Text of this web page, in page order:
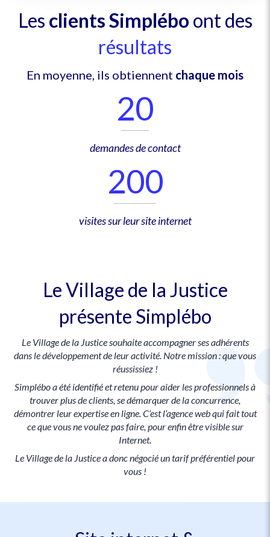
Les clients Simplébo ont des
résultats
En moyenne, ils obtiennent chaque mois
20
demandes de contact
200
visites sur leur site internet
Le Village de la Justice
présente Simplébo
Le Village de la Justice souhaite accompagner ses adhérents
dans le développement de leur activité. Notre mission : que vous
réussissiez !
Simplébo a été identifié et retenu pour aider les professionnels à
trouver plus de clients, se démarquer de la concurrence,
démontrer leur expertise en ligne. C’est l’agence web qui fait tout
ce que vous ne voulez pas faire, pour enfin être visible sur
Internet.
Le Village de la Justice a donc négocié un tarif préférentiel pour
vous !